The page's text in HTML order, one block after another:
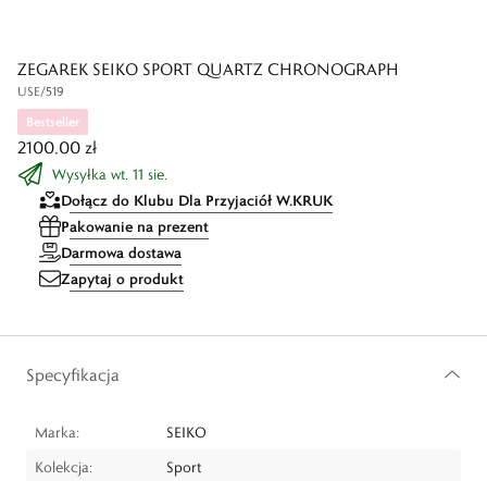
ZEGAREK SEIKO SPORT QUARTZ CHRONOGRAPH
USE/519
Bestseller
2100,00 zł
Wysyłka wt. 11 sie.
Dołącz do Klubu Dla Przyjaciół W.KRUK
Pakowanie na prezent
Darmowa dostawa
Zapytaj o produkt
Specyfikacja
Marka:
SEIKO
Kolekcja:
Sport